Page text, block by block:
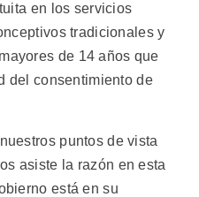
en los servicios
tradicionales y
de 14 años que
del consentimiento de
puntos de vista
asiste la razón en esta
está en su